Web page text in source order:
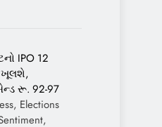
IPO 12
રૂ. 92-97
Elections